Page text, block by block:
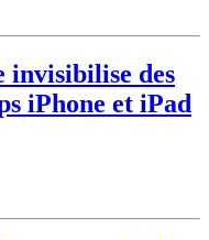
invisibilise des
iPhone et iPad